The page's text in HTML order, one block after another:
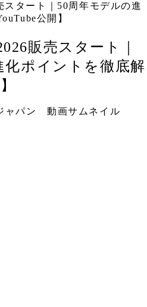
タート｜50周年モデルの進
公開】
販売スタート｜
化ポイントを徹底解